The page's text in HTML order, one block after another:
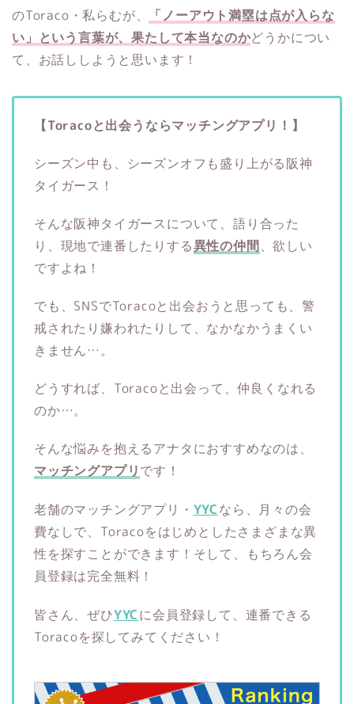
のToraco・私らむが、
「ノーアウト満塁は点が入らな
い」という言葉が、果たして本当なのかどうかについ
て、お話ししようと思います！
【Toracoと出会うならマッチングアプリ！】
シーズン中も、シーズンオフも盛り上がる阪神
タイガース！
そんな阪神タイガースについて、語り合った
り、現地で連番したりする異性の仲間、欲しい
ですよね！
でも、SNSでToracoと出会おうと思っても、警
戒されたり嫌われたりして、なかなかうまくい
きません…。
どうすれば、Toracoと出会って、仲良くなれる
のか…。
そんな悩みを抱えるアナタにおすすめなのは、
マッチングアプリです！
老舗のマッチングアプリ・ YYCなら、月々の会
費なしで、Toracoをはじめとしたさまざまな異
性を探すことができます！そして、もちろん会
員登録は完全無料！
皆さん、ぜひYYCに会員登録して、連番できる
Toracoを探してみてください！